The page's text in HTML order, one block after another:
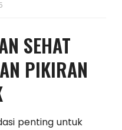
SEHAT
PIKIRAN
penting untuk